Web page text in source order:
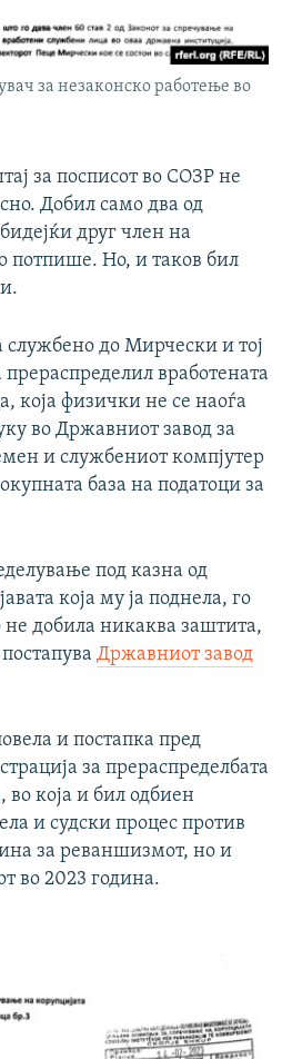
за незаконско работење во
за посписот во СОЗР не
Добил само два од
друг член на
потпише. Но, и таков бил
службено до Мирчески и тој
прераспределил вработената
која физички не се наоѓа
во Државниот завод за
и службениот компјутер
база на податоци за
под казна од
која му ја поднела, го
добила никаква заштита,
Државниот завод
и постапка пред
за прераспределбата
во која и бил одбиен
и судски процес против
за реваншизмот, но и
во 2023 година.